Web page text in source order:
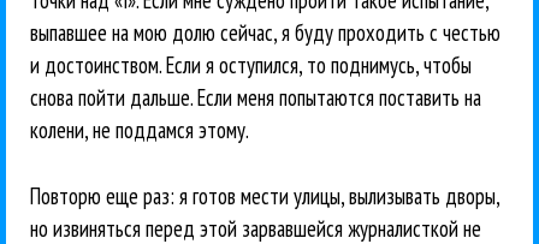
выпавшее на мою долю сейчас, я буду проходить с честью
и достоинством. Если я оступился, то поднимусь, чтобы
снова пойти дальше. Если меня попытаются поставить на
колени, не поддамся этому.
Повторю еще раз: я готов мести улицы, вылизывать дворы,
но извиняться перед этой зарвавшейся журналисткой не